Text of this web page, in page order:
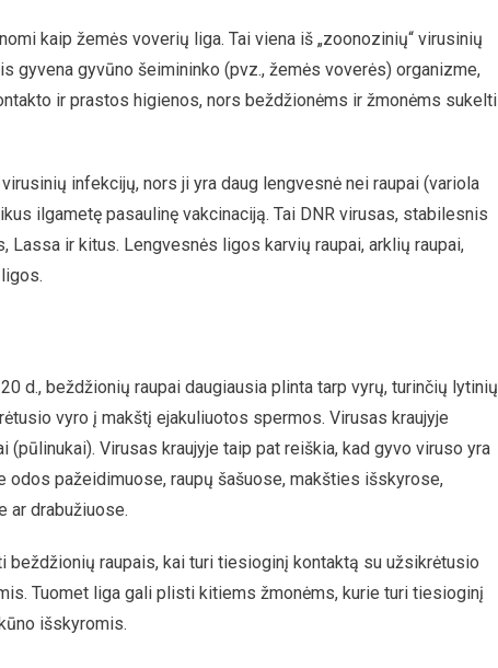
kaip žemės voverių liga. Tai viena iš „zoonozinių“ virusinių
gyvena gyvūno šeimininko (pvz., žemės voverės) organizme,
ir prastos higienos, nors beždžionėms ir žmonėms sukelti
infekcijų, nors ji yra daug lengvesnė nei raupai (variola
ilgametę pasaulinę vakcinaciją. Tai DNR virusas, stabilesnis
Lassa ir kitus. Lengvesnės ligos karvių raupai, arklių raupai,
d., beždžionių raupai daugiausia plinta tarp vyrų, turinčių lytinių
vyro į makštį ejakuliuotos spermos. Virusas kraujyje
Virusas kraujyje taip pat reiškia, kad gyvo viruso yra
pažeidimuose, raupų šašuose, makšties išskyrose,
ar drabužiuose.
raupais, kai turi tiesioginį kontaktą su užsikrėtusio
Tuomet liga gali plisti kitiems žmonėms, kurie turi tiesioginį
išskyromis.